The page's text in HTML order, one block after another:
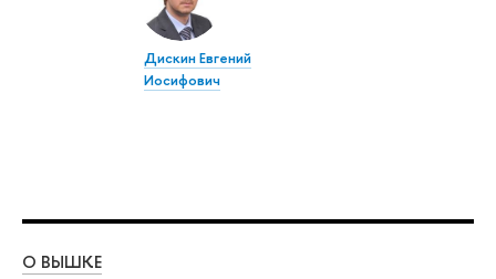
Дискин Евгений
Иосифович
О ВЫШКЕ